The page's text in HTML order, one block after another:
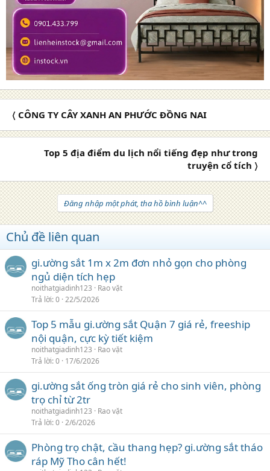
〈 CÔNG TY CÂY XANH AN PHƯỚC ĐỒNG NAI
Top 5 địa điểm du lịch nổi tiếng đẹp như trong
truyện cổ tích 〉
Đăng nhập một phát, tha hồ bình luận^^
Chủ đề liên quan
gi.ường sắt 1m x 2m đơn nhỏ gọn cho phòng
ngủ diện tích hẹp
noithatgiadinh123
Rao vặt
Trả lời 0 22/5/2026
Top 5 mẫu gi.ường sắt Quận 7 giá rẻ, freeship
nội quận, cực kỳ tiết kiệm
noithatgiadinh123
Rao vặt
Trả lời 0 17/6/2026
gi.ường sắt ống tròn giá rẻ cho sinh viên, phòng
trọ chỉ từ 2tr
noithatgiadinh123
Rao vặt
Trả lời 0 2/6/2026
Phòng trọ chật, cầu thang hẹp? gi.ường sắt tháo
ráp Mỹ Tho cân hết!